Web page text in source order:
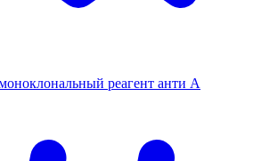
реагент анти А